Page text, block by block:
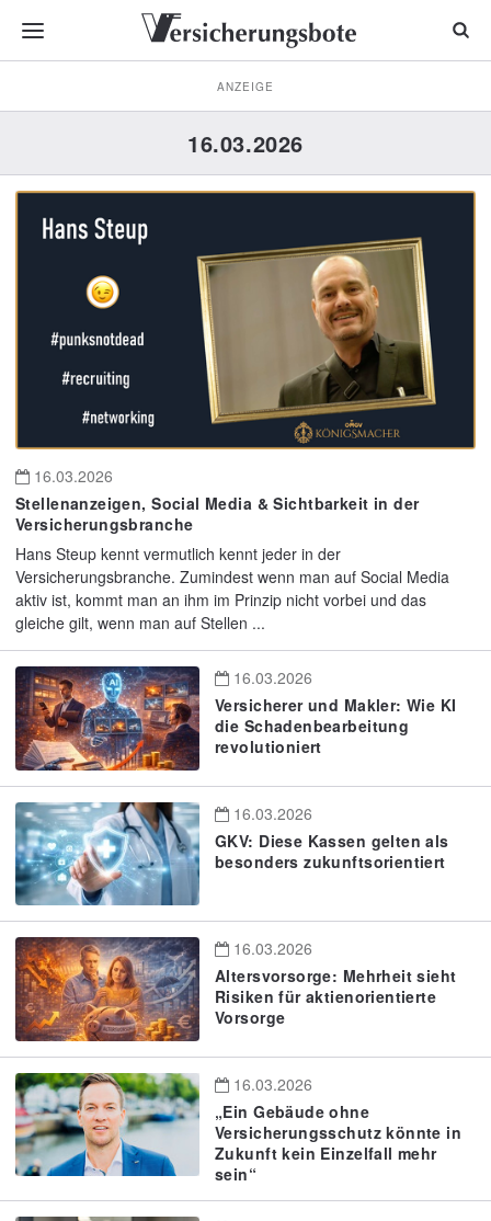
ANZEIGE
16.03.2026
16.03.2026
Stellenanzeigen, Social Media & Sichtbarkeit in der
Versicherungsbranche
Hans Steup kennt vermutlich kennt jeder in der
Versicherungsbranche. Zumindest wenn man auf Social Media
aktiv ist, kommt man an ihm im Prinzip nicht vorbei und das
gleiche gilt, wenn man auf Stellen ...
16.03.2026
Versicherer und Makler: Wie KI
die Schadenbearbeitung
revolutioniert
16.03.2026
GKV: Diese Kassen gelten als
besonders zukunftsorientiert
16.03.2026
Altersvorsorge: Mehrheit sieht
Risiken für aktienorientierte
Vorsorge
16.03.2026
„Ein Gebäude ohne
Versicherungsschutz könnte in
Zukunft kein Einzelfall mehr
sein“